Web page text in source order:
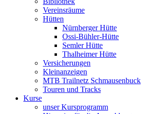
Vereinsräume
Hütten
Nürnberger Hütte
Ossi-Bühler-Hütte
Semler Hütte
Thalheimer Hütte
Versicherungen
Kleinanzeigen
MTB Trailnetz Schmausenbuck
Touren und Tracks
Kurse
unser Kursprogramm